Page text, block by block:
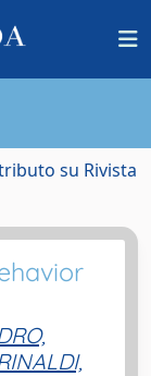
su Rivista